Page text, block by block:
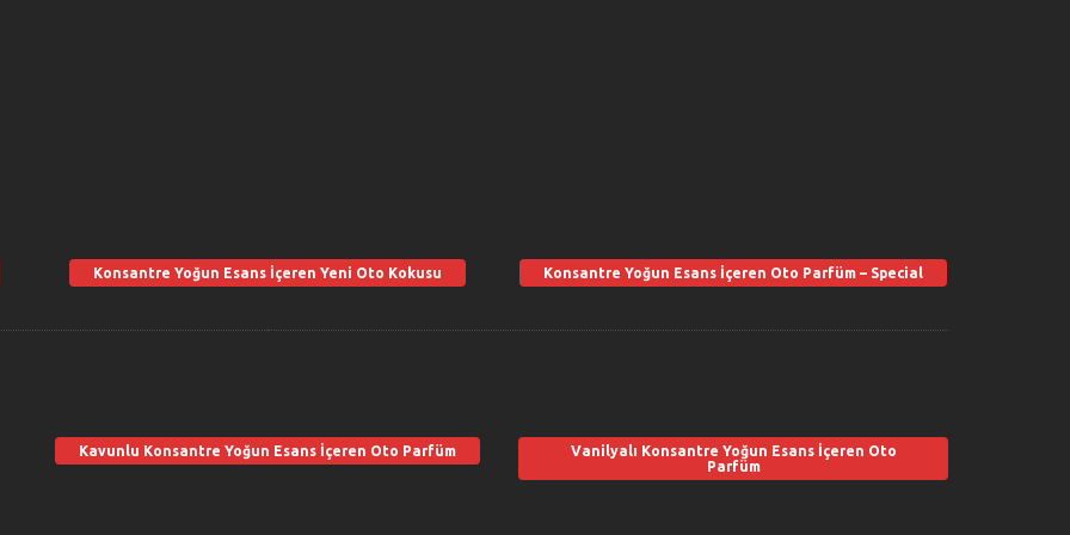
Konsantre Yoğun Esans İçeren Yeni Oto Kokusu Konsantre Yoğun Esans İçeren Oto Parfüm – Special
Kavunlu Konsantre Yoğun Esans İçeren Oto Parfüm
Vanilyalı Konsantre Yoğun Esans İçeren Oto
Parfüm